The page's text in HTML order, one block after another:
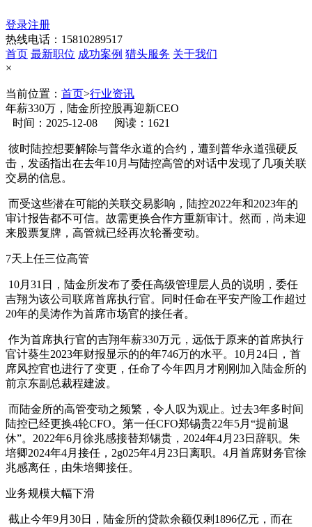
登录注册
热线电话：15810289517
首页 最新职位 成功案例 猎头服务 关于我们
×
当前位置： 首页>行业资讯
年薪330万，陆金所控股再迎新CEO
时间：2025-12-08
阅读：1621
彼时陆控想要解除与普华永道的合约，遭到普华永道强硬反
击，发函指出在去年10月与陆控高管的对话中发现了几项关联
交易的信息。
而受这些潜在可能的关联交易影响，陆控2022年和2023年的
审计报告都不可信。故需更换合作方重新审计。然而，尚未迎
来股票复牌，高管就已经再次轮番变动。
7天上任三位高管
10月31日，陆金所发布了委任高级管理层人员的说明，委任
吉翔为该公司联席首席执行官。同时任命在平安产险工作超过
20年的吴涛作为首席市场官的接任者。
作为首席执行官的吉翔年薪330万元，远低于原来的首席执行
官计葵生2023年财报显示的的年746万的水平。10月24日，首
席风控官也进行了变更，任命了今年四月才刚刚加入陆金所的
前京东副总裁程建波。
而陆金所的高管变动之频繁，令人叹为观止。过去3年多时间
陆控已经更换4轮CFO。第一任CFO郑锡贵22年5月“提前退
休”。2022年6月徐兆感接替郑锡贵，2024年4月23日辞职。朱
培卿2024年4月接任，2g025年4月23日离职。4月首席财务官徐
兆感离任，由朱培卿接任。
业务规模大幅下滑
截止今年9月30日，陆金所的贷款余额仅剩1896亿元，而在